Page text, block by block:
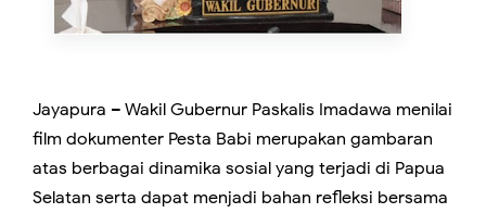
Jayapura – Wakil Gubernur Paskalis Imadawa menilai
film dokumenter Pesta Babi merupakan gambaran
atas berbagai dinamika sosial yang terjadi di Papua
Selatan serta dapat menjadi bahan refleksi bersama